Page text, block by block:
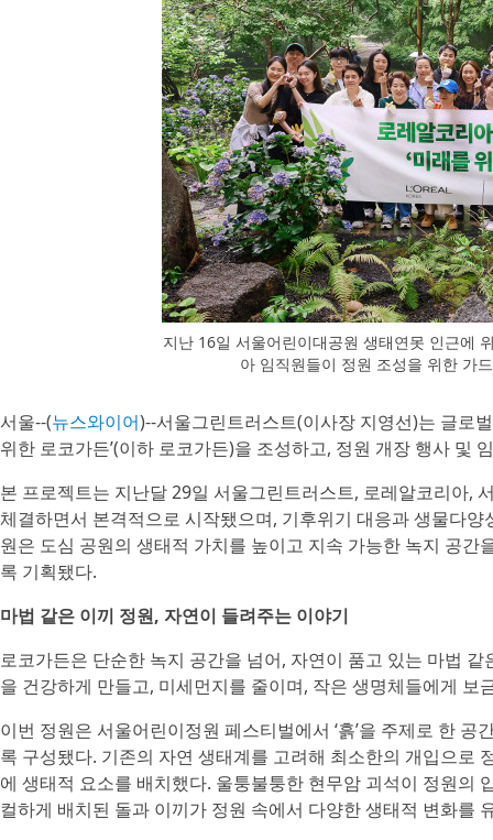
지난 16일 서울어린이대공원 생태연못 인근에
아 임직원들이 정원 조성을 위한 가
서울--(뉴스와이어)--서울그린트러스트(이사장 지영선)는 글로
위한 로코가든’(이하 로코가든)을 조성하고, 정원 개장 행사 및
본 프로젝트는 지난달 29일 서울그린트러스트, 로레알코리아,
체결하면서 본격적으로 시작됐으며, 기후위기 대응과 생물다
원은 도심 공원의 생태적 가치를 높이고 지속 가능한 녹지 공
록 기획됐다.
마법 같은 이끼 정원, 자연이 들려주는 이야기
로코가든은 단순한 녹지 공간을 넘어, 자연이 품고 있는 마법
을 건강하게 만들고, 미세먼지를 줄이며, 작은 생명체들에게 보
이번 정원은 서울어린이정원 페스티벌에서 ‘흙’을 주제로 한
록 구성됐다. 기존의 자연 생태계를 고려해 최소한의 개입으로
에 생태적 요소를 배치했다. 울퉁불퉁한 현무암 괴석이 정원의
컬하게 배치된 돌과 이끼가 정원 속에서 다양한 생태적 변화를